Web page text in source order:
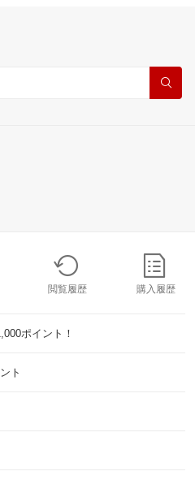
閲覧履歴 購入履歴
ポイント！
ト